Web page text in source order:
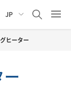
JP
ヒーター